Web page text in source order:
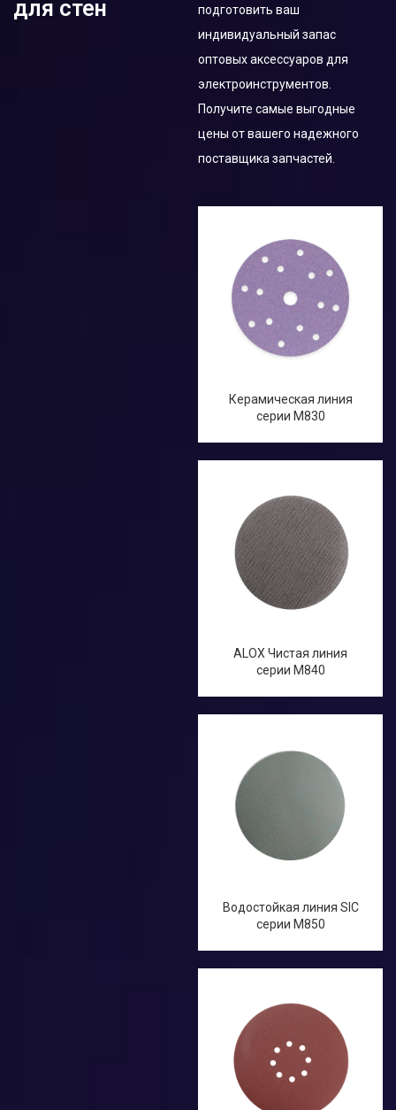
для стен
подготовить ваш
индивидуальный запас
оптовых аксессуаров для
электроинструментов.
Получите самые выгодные
цены от вашего надежного
поставщика запчастей.
Керамическая линия
серии M830
ALOX Чистая линия
серии M840
Водостойкая линия SIC
серии M850